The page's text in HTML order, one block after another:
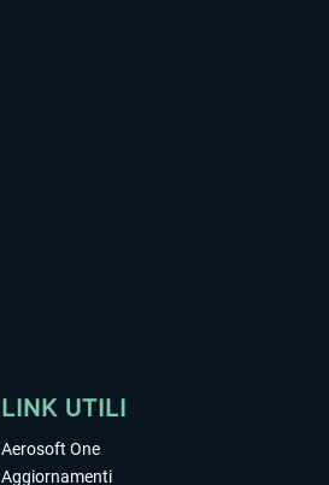
LINK UTILI
Aerosoft One
Aggiornamenti